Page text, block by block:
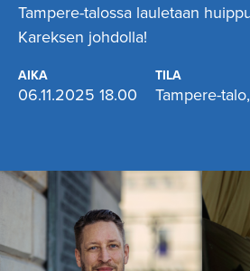
Tampere-talossa lauletaan
Kareksen johdolla!
AIKA
06.11.2025 18.00
TILA
Tampere-